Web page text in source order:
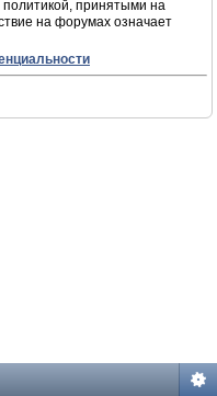
политикой, принятыми на
на форумах означает